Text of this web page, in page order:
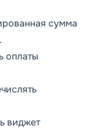
сумма
оплаты
виджет